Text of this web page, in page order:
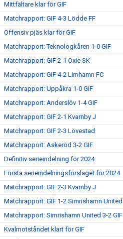
Mittfältare klar för GIF
Matchrapport: GIF 4-3 Lödde FF
Offensiv pjäs klar för GIF
Matchrapport: Teknologkåren 1-0 GIF
Matchrapport: GIF 2-1 Oxie SK
Matchrapport: GIF 4-2 Limhamn FC
Matchrapport: Uppåkra 1-0 GIF
Matchrapport: Anderslöv 1-4 GIF
Matchrapport: GIF 2-1 Kvarnby J
Matchrapport: GIF 2-3 Lövestad
Matchrapport: Askeröd 3-2 GIF
Definitiv serieindelning för 2024
Första serieindelningsförslaget för 2024
Matchrapport: GIF 2-3 Kvarnby J
Matchrapport: GIF 1-2 Simrishamn United
Matchrapport: Simrishamn United 3-2 GIF
Kvalmotståndet klart för GIF